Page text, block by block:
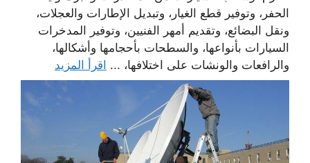
الحفر، وتوفير قطع الغيار، وتبديل الإطارات والعجلات،
ونقل البضائع، وتقديم أمهر الفنيين، وتوفير المدخرات
السيارات بأنواعها، والسطحات بأحجامها وأشكالها،
والرافعات والونشات على اختلافها، ... اقرأ المزيد